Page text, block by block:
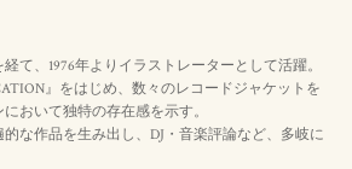
て、1976年よりイラストレーターとして活躍。
』をはじめ、数々のレコードジャケットを
おいて独特の存在感を示す。
な作品を生み出し、DJ・音楽評論など、多岐に